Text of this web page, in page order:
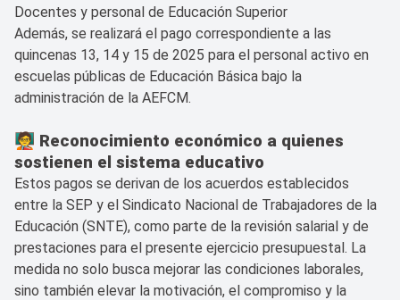
Docentes y personal de Educación Superior
Además, se realizará el pago correspondiente a las
quincenas 13, 14 y 15 de 2025 para el personal activo en
escuelas públicas de Educación Básica bajo la
administración de la AEFCM.
🧑‍🏫 Reconocimiento económico a quienes
sostienen el sistema educativo
Estos pagos se derivan de los acuerdos establecidos
entre la SEP y el Sindicato Nacional de Trabajadores de la
Educación (SNTE), como parte de la revisión salarial y de
prestaciones para el presente ejercicio presupuestal. La
medida no solo busca mejorar las condiciones laborales,
sino también elevar la motivación, el compromiso y la